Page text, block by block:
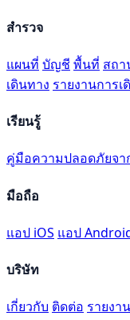
สำรวจ
แผนที่ บัญชี พื้นที่ สถ
เดินทาง รายงานการเ
เรียนรู้
คู่มือความปลอดภัยจ
มือถือ
แอป iOS แอป
บริษัท
เกี่ยวกับ ติดต่อ รายงาน